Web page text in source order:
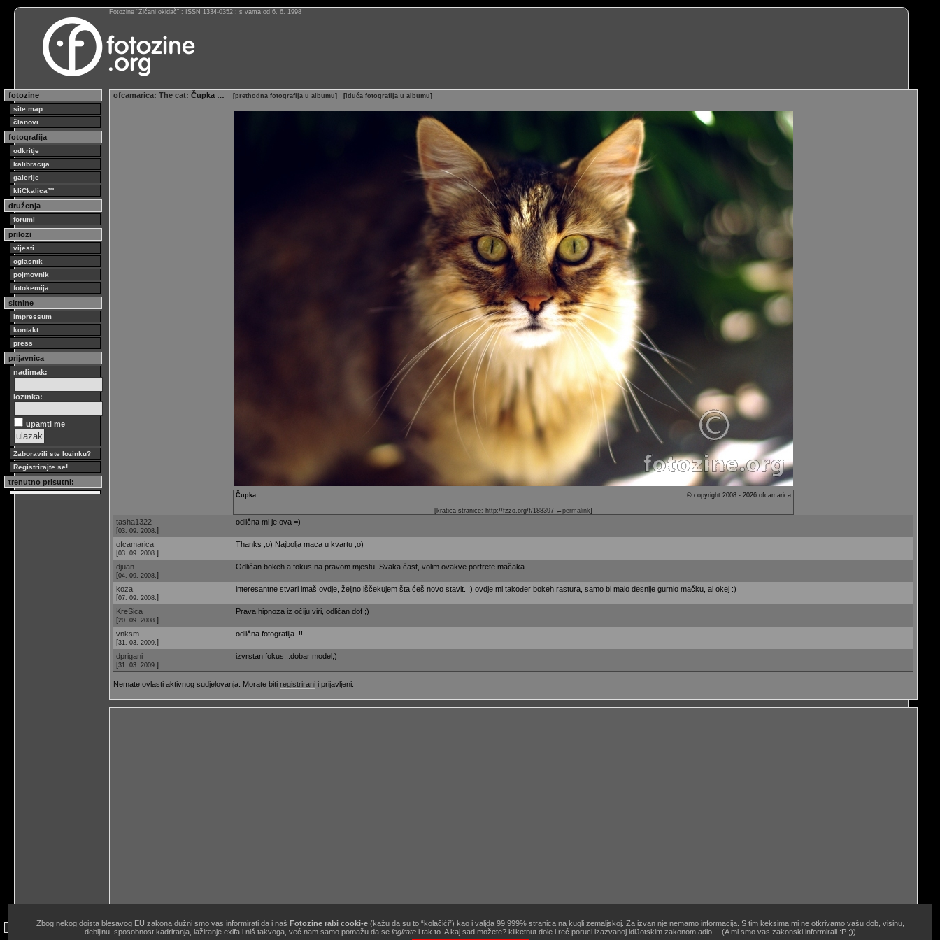
Fotozine “Žičani okidač” : ISSN 1334-0352 : s vama od 6. 6. 1998
fotozine
site map
članovi
fotografija
odkritje
kalibracija
galerije
kliCkalica™
druženja
forumi
prilozi
vijesti
oglasnik
pojmovnik
fotokemija
sitnine
impressum
kontakt
press
prijavnica
nadimak:
lozinka:
upamti me
Zaboravili ste lozinku?
Registrirajte se!
trenutno prisutni:
ofcamarica: The cat: Čupka … [prethodna fotografija u albumu] [iduća fotografija u albumu]
© copyright 2008 - 2026 ofcamarica
Čupka
[kratica stranice: http://fzzo.org/f/188397 ←permalink]
tasha1322
[03. 09. 2008. ]
odlična mi je ova =)
ofcamarica
[03. 09. 2008. ]
Thanks ;o) Najbolja maca u kvartu ;o)
djuan
[04. 09. 2008. ]
Odličan bokeh a fokus na pravom mjestu. Svaka čast, volim ovakve portrete mačaka.
koza
[07. 09. 2008. ]
interesantne stvari imaš ovdje, željno iščekujem šta ćeš novo stavit. :) ovdje mi također bokeh rastura, samo bi malo desnije gurnio mačku, al okej :)
KreSica
[20. 09. 2008. ]
Prava hipnoza iz očiju viri, odličan dof ;)
vnksm
[31. 03. 2009. ]
odlična fotografija..!!
dprigani
[31. 03. 2009. ]
izvrstan fokus...dobar model;)
Nemate ovlasti aktivnog sudjelovanja. Morate biti registrirani i prijavljeni.
site copyright © 1998.-2026. Janko Belaj / Fotozine "Žičani okidač" [site powered byZine V3 alpha 9.1 ] .:korisnički ugovor / terms of use:. …&obavezno štivo!
Zbog nekog doista blesavog EU zakona dužni smo vas informirati da i naš Fotozine rabi cooki-e(kažu da su to “kolačići”) kao i valjda 99.999% stranica na kugli zemaljskoj. Za izvan nje nemamo informacija. S tim keksima mi ne otkrivamo vašu dob, visinu,
debljinu, sposobnost kadriranja, lažiranje exifa i niš takvoga, već nam samo pomažu da se logiratei tak to. A kaj sad možete? kliketnut dole i reć poruci izazvanoj idiJotskim zakonom adio… (A mi smo vas zakonski informirali :P ;))